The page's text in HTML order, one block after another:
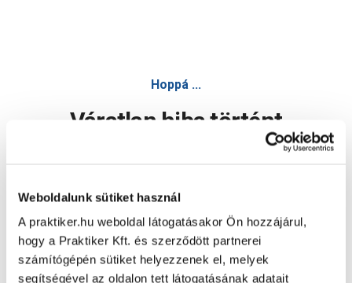
Weboldalunk sütiket használ
A praktiker.hu weboldal látogatásakor Ön hozzájárul,
hogy a Praktiker Kft. és szerződött partnerei
számítógépén sütiket helyezzenek el, melyek
segítségével az oldalon tett látogatásának adatait
Hoppá ...
Váratlan hiba történt
Oldal újratöltése